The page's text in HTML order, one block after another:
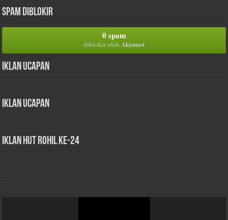
Spam Diblokir
0 spam
diblokir oleh Akismet
Iklan Ucapan
Iklan Ucapan
iklan HUT Rohil Ke-24